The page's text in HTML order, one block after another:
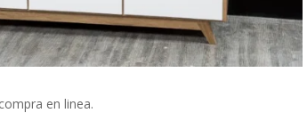
en linea.